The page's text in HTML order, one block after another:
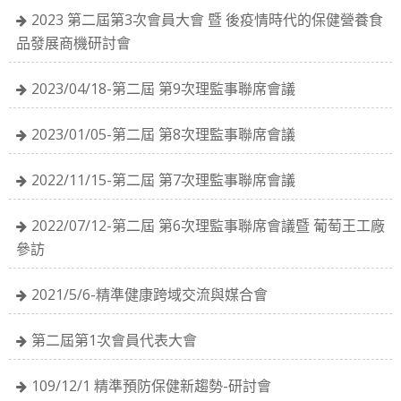
2023 第二屆第3次會員大會 暨 後疫情時代的保健營養食
品發展商機研討會
2023/04/18-第二屆 第9次理監事聯席會議
2023/01/05-第二屆 第8次理監事聯席會議
2022/11/15-第二屆 第7次理監事聯席會議
2022/07/12-第二屆 第6次理監事聯席會議暨 葡萄王工廠
參訪
2021/5/6-精準健康跨域交流與媒合會
第二屆第1次會員代表大會
109/12/1 精準預防保健新趨勢-研討會